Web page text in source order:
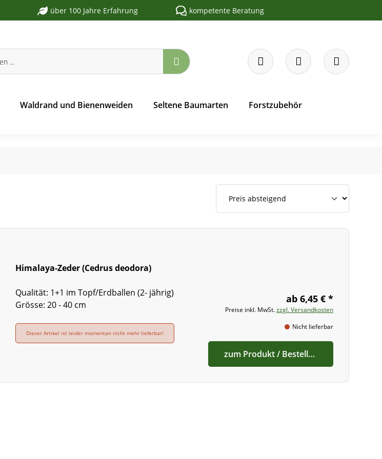
über 100 Jahre Erfahrung kompetente Beratung
Waldrand und Bienenweiden Seltene Baumarten Forstzubehör
Himalaya-Zeder (Cedrus deodora)
Qualität: 1+1 im Topf/Erdballen (2- jährig)
Grösse: 20 - 40 cm
Dieser Artikel ist leider momentan nicht mehr lieferbar!
ab 6,45 € *
Preise inkl. MwSt.zzgl. Versandkosten
Nicht lieferbar
zum Produkt / Bestellen